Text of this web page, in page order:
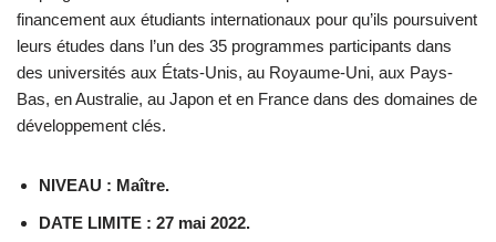
financement aux étudiants internationaux pour qu’ils poursuivent
leurs études dans l’un des 35 programmes participants dans
des universités aux États-Unis, au Royaume-Uni, aux Pays-
Bas, en Australie, au Japon et en France dans des domaines de
développement clés.
NIVEAU : Maître.
DATE LIMITE : 27 mai 2022.